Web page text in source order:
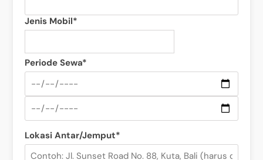
Jenis Mobil*
Periode Sewa*
Lokasi Antar/Jemput*